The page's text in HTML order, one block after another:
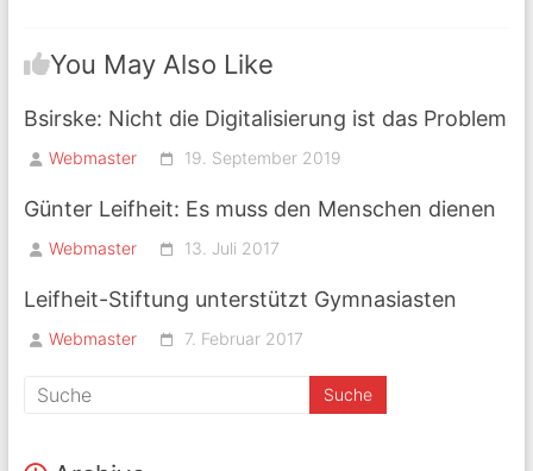
You May Also Like
Bsirske: Nicht die Digitalisierung ist das Problem
Webmaster 19. September 2019
Günter Leifheit: Es muss den Menschen dienen
Webmaster 13. Juli 2017
Leifheit-Stiftung unterstützt Gymnasiasten
Webmaster 7. Februar 2017